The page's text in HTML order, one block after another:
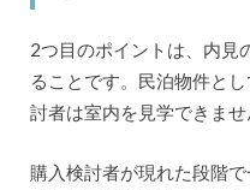
2つ目のポイントは、内見
ることです。民泊物件と
討者は室内を見学できませ
購入検討者が現れた段階